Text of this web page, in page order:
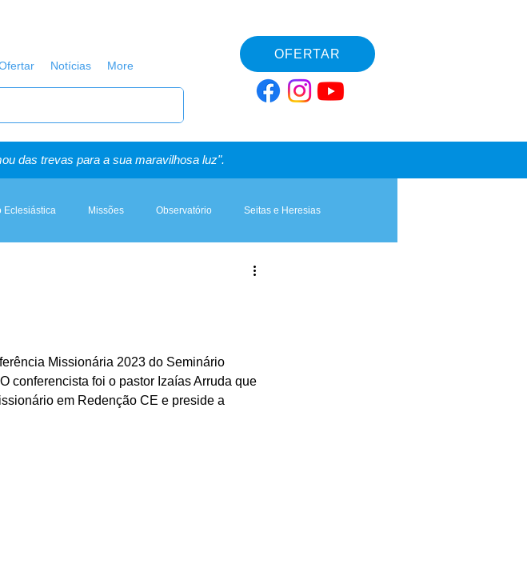
Notícias More
OFERTAR
das trevas para a sua maravilhosa luz".
Eclesiástica Missões Observatório Seitas e Heresias
Missionária 2023 do Seminário
conferencista foi o pastor Izaías Arruda que
em Redenção CE e preside a